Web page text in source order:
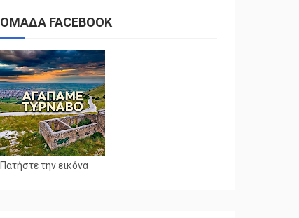
ΟΜΑΔΑ FACEBOOK
Πατήστε την εικόνα